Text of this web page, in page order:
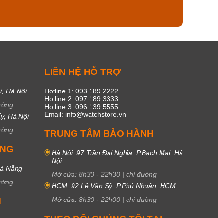
Hà Nội
Hà Nội
Nẵng
LIÊN HỆ HỖ TRỢ
Hotline 1: 093 189 2222
Hotline 2: 097 189 3333
Hotline 3: 096 139 5555
Email: info@watchstore.vn
TRUNG TÂM BẢO HÀNH
Hà Nội: 97 Trần Đại Nghĩa, P.Bạch Mai, Hà
Nội
Mở cửa: 8h30 - 22h30 | chỉ đường
HCM: 92 Lê Văn Sỹ, P.Phú Nhuận, HCM
Mở cửa: 8h30 - 22h00 | chỉ đường